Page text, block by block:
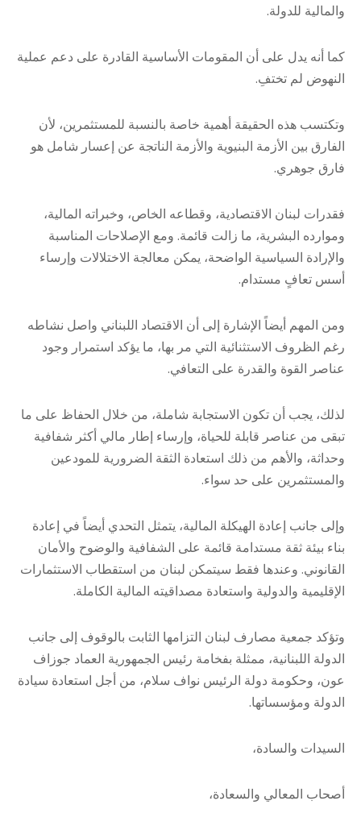
والمالية للدولة.
كما أنه يدل على أن المقومات الأساسية القادرة على دعم عملية
النهوض لم تختفِ.
وتكتسب هذه الحقيقة أهمية خاصة بالنسبة للمستثمرين، لأن
الفارق بين الأزمة البنيوية والأزمة الناتجة عن إعسار شامل هو
فارق جوهري.
فقدرات لبنان الاقتصادية، وقطاعه الخاص، وخبراته المالية،
وموارده البشرية، ما زالت قائمة. ومع الإصلاحات المناسبة
والإرادة السياسية الواضحة، يمكن معالجة الاختلالات وإرساء
أسس تعافٍ مستدام.
ومن المهم أيضاً الإشارة إلى أن الاقتصاد اللبناني واصل نشاطه
رغم الظروف الاستثنائية التي مر بها، ما يؤكد استمرار وجود
عناصر القوة والقدرة على التعافي.
لذلك، يجب أن تكون الاستجابة شاملة، من خلال الحفاظ على ما
تبقى من عناصر قابلة للحياة، وإرساء إطار مالي أكثر شفافية
وحداثة، والأهم من ذلك استعادة الثقة الضرورية للمودعين
والمستثمرين على حد سواء.
وإلى جانب إعادة الهيكلة المالية، يتمثل التحدي أيضاً في إعادة
بناء بيئة ثقة مستدامة قائمة على الشفافية والوضوح والأمان
القانوني. وعندها فقط سيتمكن لبنان من استقطاب الاستثمارات
الإقليمية والدولية واستعادة مصداقيته المالية الكاملة.
وتؤكد جمعية مصارف لبنان التزامها الثابت بالوقوف إلى جانب
الدولة اللبنانية، ممثلة بفخامة رئيس الجمهورية العماد جوزاف
عون، وحكومة دولة الرئيس نواف سلام، من أجل استعادة سيادة
الدولة ومؤسساتها.
السيدات والسادة،
أصحاب المعالي والسعادة،